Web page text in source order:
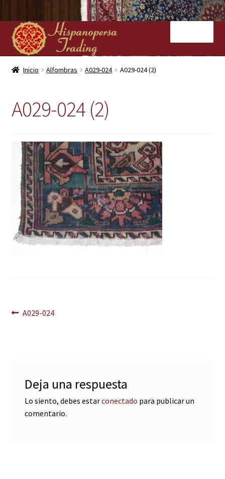
Ir
a
la
navegación
Ir
al
contenido
Inicio
Kilims
Contacto
Inicio Alfombras A029-024 A029-024 (2)
A029-024 (2)
Navegación
Anterior:
A029-024
Deja una respuesta
Lo siento, debes estarconectado para publicar un
comentario.